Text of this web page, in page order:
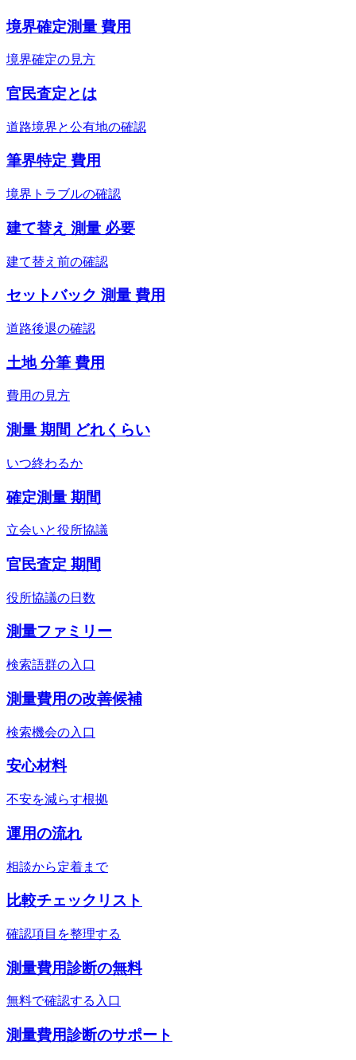
境界確定測量 費用
境界確定の見方
官民査定とは
道路境界と公有地の確認
筆界特定 費用
境界トラブルの確認
建て替え 測量 必要
建て替え前の確認
セットバック 測量 費用
道路後退の確認
土地 分筆 費用
費用の見方
測量 期間 どれくらい
いつ終わるか
確定測量 期間
立会いと役所協議
官民査定 期間
役所協議の日数
測量ファミリー
検索語群の入口
測量費用の改善候補
検索機会の入口
安心材料
不安を減らす根拠
運用の流れ
相談から定着まで
比較チェックリスト
確認項目を整理する
測量費用診断の無料
無料で確認する入口
測量費用診断のサポート